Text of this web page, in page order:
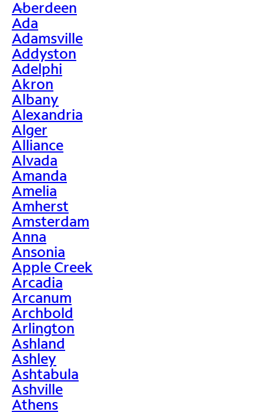
>
Aberdeen
Ada
Adamsville
Addyston
Adelphi
Akron
Albany
Alexandria
Alger
Alliance
Alvada
Amanda
Amelia
Amherst
Amsterdam
Anna
Ansonia
Apple Creek
Arcadia
Arcanum
Archbold
Arlington
Ashland
Ashley
Ashtabula
Ashville
Athens